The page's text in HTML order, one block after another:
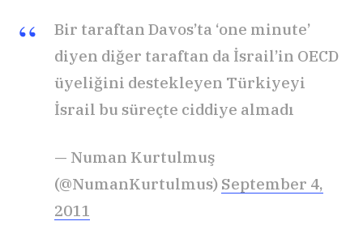
Bir taraftan Davos’ta ‘one minute’
diyen diğer taraftan da İsrail’in OECD
üyeliğini destekleyen Türkiyeyi
İsrail bu süreçte ciddiye almadı
— Numan Kurtulmuş
(@NumanKurtulmus) September 4,
2011